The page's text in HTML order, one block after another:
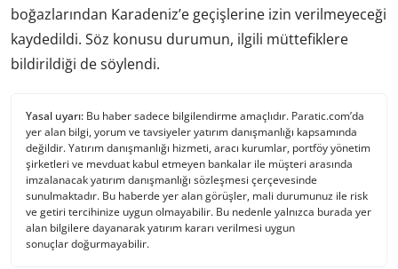
boğazlarından Karadeniz’e geçişlerine izin verilmeyeceği
kaydedildi. Söz konusu durumun, ilgili müttefiklere
bildirildiği de söylendi.
Yasal uyarı: Bu haber sadece bilgilendirme amaçlıdır. Paratic.com’da
yer alan bilgi, yorum ve tavsiyeler yatırım danışmanlığı kapsamında
değildir. Yatırım danışmanlığı hizmeti, aracı kurumlar, portföy yönetim
şirketleri ve mevduat kabul etmeyen bankalar ile müşteri arasında
imzalanacak yatırım danışmanlığı sözleşmesi çerçevesinde
sunulmaktadır. Bu haberde yer alan görüşler, mali durumunuz ile risk
ve getiri tercihinize uygun olmayabilir. Bu nedenle yalnızca burada yer
alan bilgilere dayanarak yatırım kararı verilmesi uygun
sonuçlar doğurmayabilir.